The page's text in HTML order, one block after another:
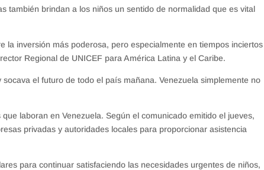
también brindan a los niños un sentido de normalidad que es vital
la inversión más poderosa, pero especialmente en tiempos inciertos
Regional de UNICEF para América Latina y el Caribe.
el futuro de todo el país mañana. Venezuela simplemente no
laboran en Venezuela. Según el comunicado emitido el jueves,
privadas y autoridades locales para proporcionar asistencia
para continuar satisfaciendo las necesidades urgentes de niños,